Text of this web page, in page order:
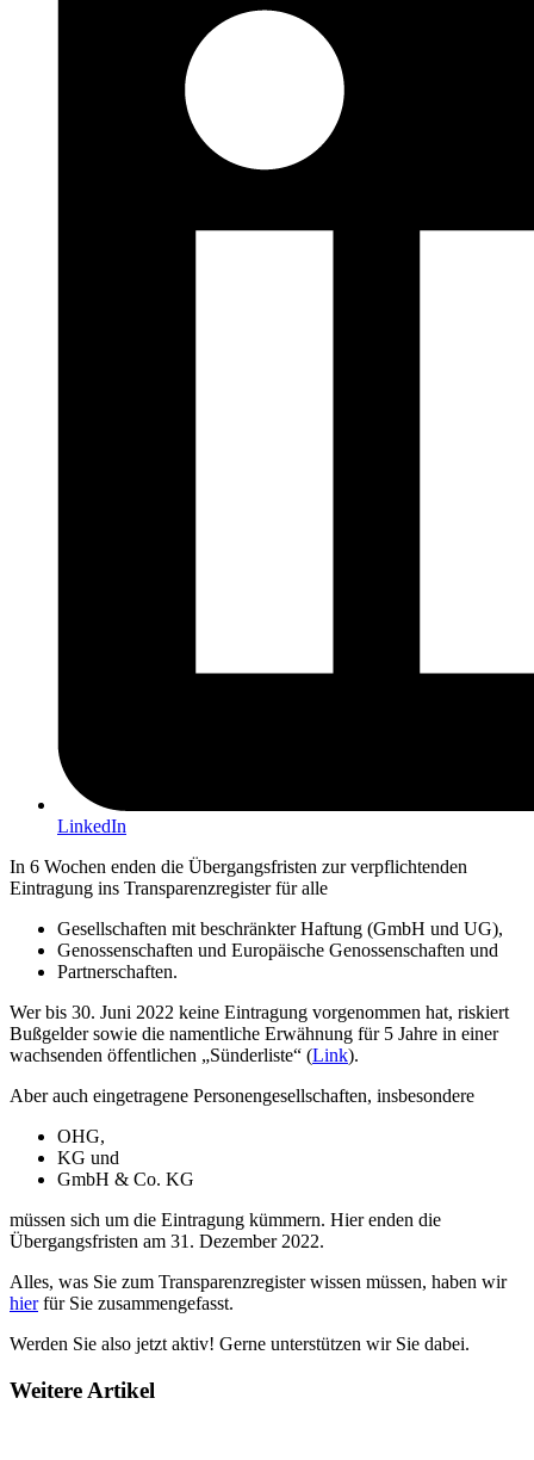
LinkedIn
In 6 Wochen enden die Übergangsfristen zur verpflichtenden
Eintragung ins Transparenzregister für alle
Gesellschaften mit beschränkter Haftung (GmbH und UG),
Genossenschaften und Europäische Genossenschaften und
Partnerschaften.
Wer bis 30. Juni 2022 keine Eintragung vorgenommen hat, riskiert
Bußgelder sowie die namentliche Erwähnung für 5 Jahre in einer
wachsenden öffentlichen „Sünderliste“ (Link).
Aber auch eingetragene Personengesellschaften, insbesondere
OHG,
KG und
GmbH & Co. KG
müssen sich um die Eintragung kümmern. Hier enden die
Übergangsfristen am 31. Dezember 2022.
Alles, was Sie zum Transparenzregister wissen müssen, haben wir
hierfür Sie zusammengefasst.
Werden Sie also jetzt aktiv! Gerne unterstützen wir Sie dabei.
Weitere Artikel